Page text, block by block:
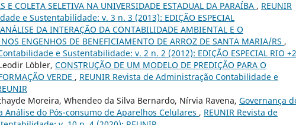
E COLETA SELETIVA NA UNIVERSIDADE ESTADUAL DA PARAÍBA , REUNIR
e Sustentabilidade: v. 3 n. 3 (2013): EDIÇÃO ESPECIAL
ANÁLISE DA INTERAÇÃO DA CONTABILIDADE AMBIENTAL E O
ENGENHOS DE BENEFICIAMENTO DE ARROZ DE SANTA MARIA/RS ,
e Sustentabilidade: v. 2 n. 2 (2012): EDIÇÃO ESPECIAL RIO
Löbler, CONSTRUÇÃO DE UM MODELO DE PREDIÇÃO PARA O
VERDE , REUNIR Revista de Administração Contabilidade e
Moreira, Whendeo da Silva Bernardo, Nírvia Ravena, Governança
Análise do Pós-consumo de Aparelhos Celulares , REUNIR Revista de